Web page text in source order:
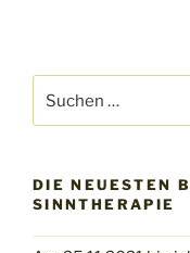
nach:
DIE NEUESTEN
SINNTHERAPIE